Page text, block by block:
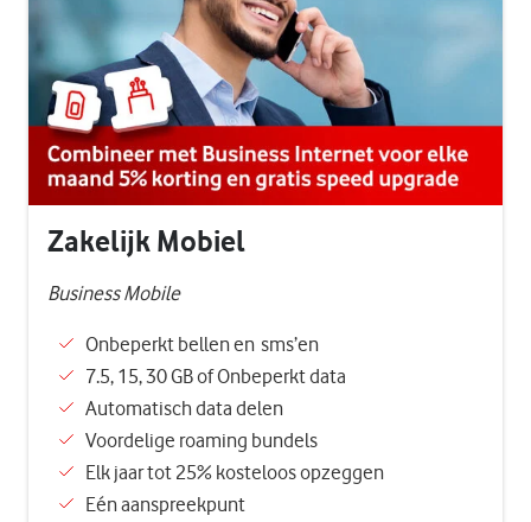
Zakelijk Mobiel
Business Mobile
Onbeperkt bellen en sms’en
7.5, 15, 30 GB of Onbeperkt data
Automatisch data delen
Voordelige roaming bundels
Elk jaar tot 25% kosteloos opzeggen
Eén aanspreekpunt